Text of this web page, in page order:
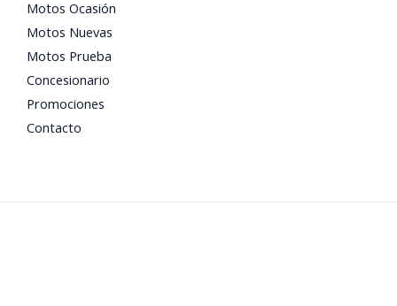
Motos Ocasión
Motos Nuevas
Motos Prueba
Concesionario
Promociones
Contacto